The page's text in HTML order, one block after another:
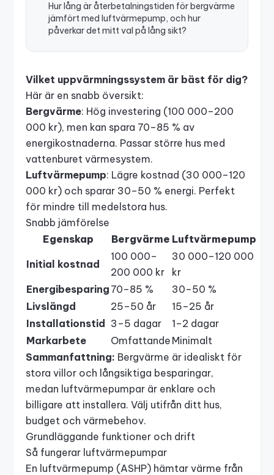
Hur lång är återbetalningstiden för bergvärme
jämfört med luftvärmepump, och hur
påverkar det mitt val på lång sikt?
Vilket uppvärmningssystem är bäst för dig?
Här är en snabb översikt:
Bergvärme: Hög investering (100 000–200
000 kr), men kan spara 70–85 % av
energikostnaderna. Passar större hus med
vattenburet värmesystem.
Luftvärmepump: Lägre kostnad (30 000–120
000 kr) och sparar 30–50 % energi. Perfekt
för mindre till medelstora hus.
Snabb jämförelse
Egenskap
Bergvärme Luftvärmepump
Initial kostnad
100 000–
200 000 kr
30 000–120 000
kr
Energibesparing 70–85 %
30–50 %
Livslängd
25–50 år
15–25 år
Installationstid
3–5 dagar
1–2 dagar
Markarbete
Omfattande Minimalt
Sammanfattning: Bergvärme är idealiskt för
stora villor och långsiktiga besparingar,
medan luftvärmepumpar är enklare och
billigare att installera. Välj utifrån ditt hus,
budget och värmebehov.
Grundläggande funktioner och drift
Så fungerar luftvärmepumpar
En luftvärmepump (ASHP) hämtar värme från